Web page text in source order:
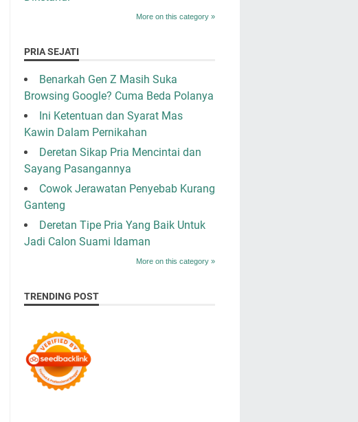
More on this category »
PRIA SEJATI
Benarkah Gen Z Masih Suka
Browsing Google? Cuma Beda Polanya
Ini Ketentuan dan Syarat Mas
Kawin Dalam Pernikahan
Deretan Sikap Pria Mencintai dan
Sayang Pasangannya
Cowok Jerawatan Penyebab Kurang
Ganteng
Deretan Tipe Pria Yang Baik Untuk
Jadi Calon Suami Idaman
More on this category »
TRENDING POST